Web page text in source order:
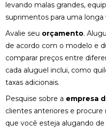
levando malas grandes,
suprimentos para uma longa
Avalie seu orçamento.
de acordo com o modelo e
comparar preços entre
cada aluguel inclui, como
taxas adicionais.
Pesquise sobre a empresa
clientes anteriores e
que você esteja alugando